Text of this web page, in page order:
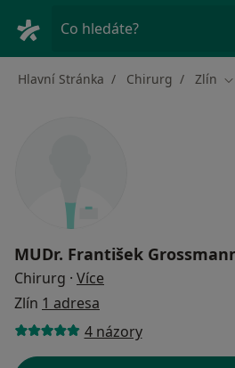
Co hledáte?
Hlavní Stránka Chirurg Zlín
MUDr. František
Chirurg · Více
Zlín 1 adresa
4 názory